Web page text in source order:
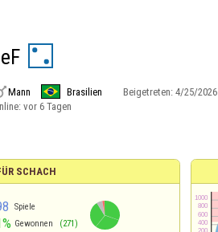
Mann Brasilien Beigetreten: 4/25/2026
vor 6 Tagen
SCHACH
Spiele
Gewonnen (271)